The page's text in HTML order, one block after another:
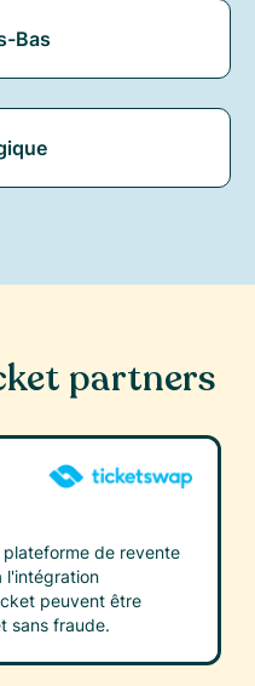
Bas
partners
de revente
l'intégration
peuvent être
sans fraude.